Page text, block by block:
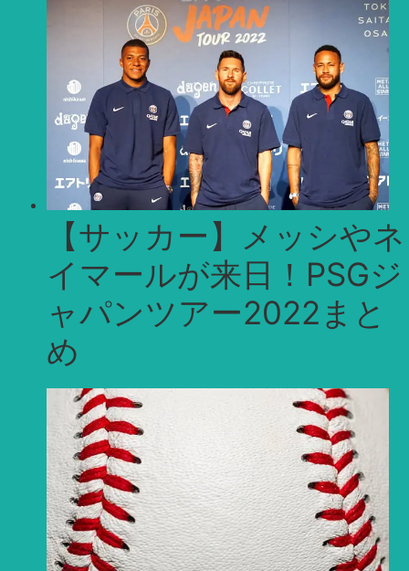
【サッカー】メッシやネ
イマールが来日！PSGジ
ャパンツアー2022まと
め